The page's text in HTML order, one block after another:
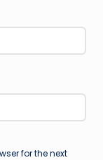
for the next